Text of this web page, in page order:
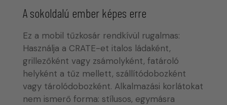
A sokoldalú ember képes erre
Ez a mobil tűzkosár rendkívül rugalmas:
Használja a CRATE-et italos ládaként,
grillezőként vagy zsámolyként, fatároló
helyként a tűz mellett, szállítódobozként
vagy tárolódobozként. Alkalmazási korlátokat
nem ismerő forma: stílusos, egymásra